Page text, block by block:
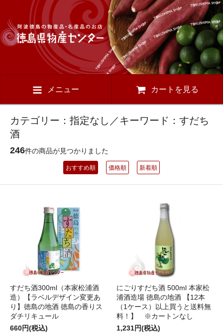
メニュー カートを見る
カテゴリー：指定なし／キーワード：すだち
酒
246件の商品が見つかりました
おすすめ順 価格順 新着順
すだち酒300ml（本家松浦酒
造）【ラベルデザイン変更あ
り】徳島の地酒 徳島の香りス
ダチリキュール
660円(税込)
にごりすだち酒 500ml 本家松
浦酒造場 徳島の地酒 【12本
（1ケース）以上買うと送料無
料！】 ※カートンなし
1,231円(税込)